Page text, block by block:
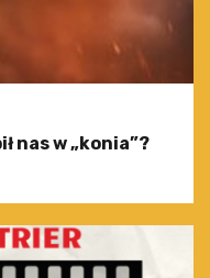
nas w „konia”?